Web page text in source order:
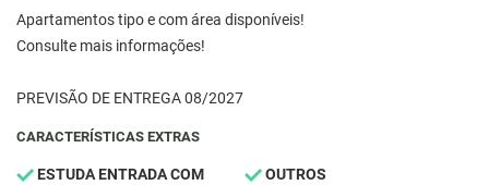
Apartamentos tipo e com área disponíveis!
Consulte mais informações!
PREVISÃO DE ENTREGA 08/2027
CARACTERÍSTICAS EXTRAS
ESTUDA ENTRADA COM
OUTROS